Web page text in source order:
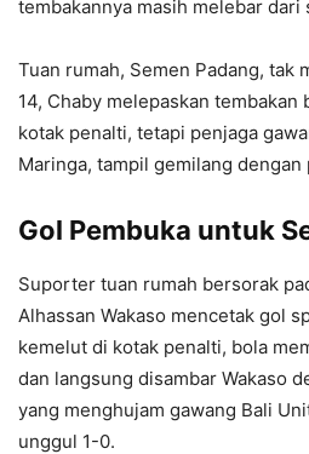
tembakannya masih melebar dari
Tuan rumah, Semen Padang, tak
14, Chaby melepaskan tembakan
kotak penalti, tetapi penjaga
Maringa, tampil gemilang dengan
Gol Pembuka untuk
Suporter tuan rumah bersorak
Alhassan Wakaso mencetak gol
kemelut di kotak penalti, bola
dan langsung disambar Wakaso
yang menghujam gawang Bali
unggul 1-0.